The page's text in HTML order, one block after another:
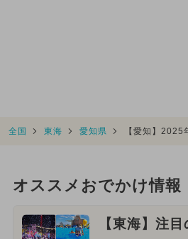
全国 東海 愛知県 【愛知】
オススメおでかけ情報
【東海】注